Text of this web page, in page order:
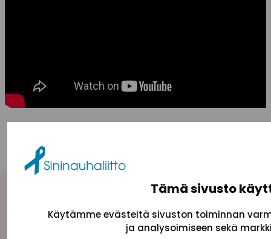
Tämä sivusto
Käytämme evästeitä sivuston toiminnan
ja analysoimiseen sekä
Yhteystiedot
Sininauhaliitto (Y-tunnus: 0217042–5)